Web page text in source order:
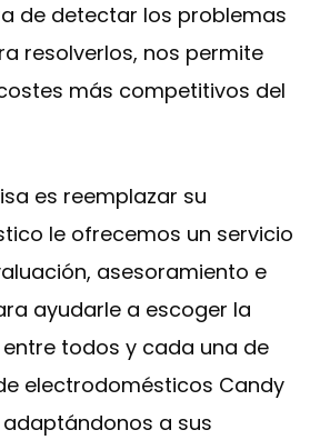
de detectar los problemas
resolverlos, nos permite
más competitivos del
es reemplazar su
le ofrecemos un servicio
asesoramiento e
ayudarle a escoger la
todos y cada una de
electrodomésticos Candy
a sus